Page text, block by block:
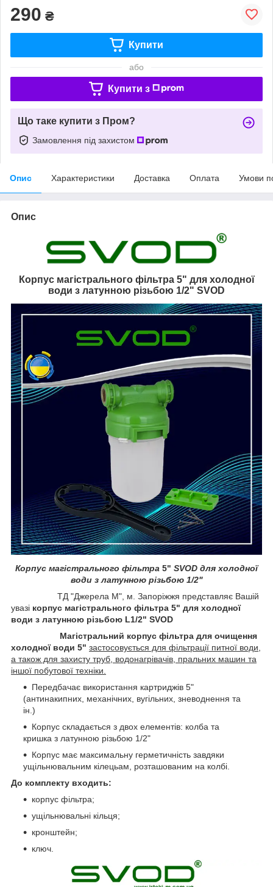
290 ₴
Купити
або
Купити з
Що таке купити з Пром?
Замовлення під захистом
Опис Характеристики Доставка Оплата Умови
Опис
Корпус магістрального фільтра 5" для холодної
води з латунною різьбою 1/2" SVOD
Корпус магістрального фільтра 5" SVOD для холодної
води з латунною різьбою1/2"
ТД "Джерела М", м. Запоріжжя представляє Вашій
увазі корпус магістрального фільтра 5" для холодної
води з латунною різьбою L1/2" SVOD
Магістральний корпус фільтра для очищення
холодної води 5" застосовується для фільтрації питної води,
а також для захисту труб, водонагрівачів, пральних машин та
іншої побутової техніки.
Передбачає використання картриджів 5"
(антинакипних, механічних, вугільних, зневоднення та
ін.)
Корпус складається з двох елементів: колба та
кришка з латунною різьбою 1/2"
Корпус має максимальну герметичність завдяки
ущільнювальним кілецьам, розташованим на колбі.
До комплекту входить:
корпус фільтра;
ущільнювальні кільця;
кронштейн;
ключ.